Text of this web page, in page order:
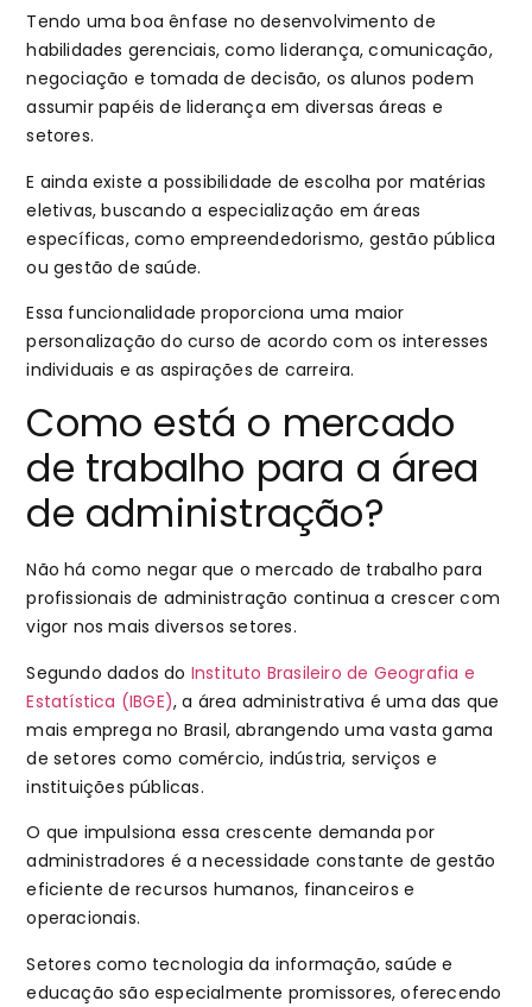
Tendo uma boa ênfase no desenvolvimento de
habilidades gerenciais, como liderança, comunicação,
negociação e tomada de decisão, os alunos podem
assumir papéis de liderança em diversas áreas e
setores.
E ainda existe a possibilidade de escolha por matérias
eletivas, buscando a especialização em áreas
específicas, como empreendedorismo, gestão pública
ou gestão de saúde.
Essa funcionalidade proporciona uma maior
personalização do curso de acordo com os interesses
individuais e as aspirações de carreira.
Como está o mercado
de trabalho para a área
de administração?
Não há como negar que o mercado de trabalho para
profissionais de administração continua a crescer com
vigor nos mais diversos setores.
Segundo dados do Instituto Brasileiro de Geografia e
Estatística (IBGE), a área administrativa é uma das que
mais emprega no Brasil, abrangendo uma vasta gama
de setores como comércio, indústria, serviços e
instituições públicas.
O que impulsiona essa crescente demanda por
administradores é a necessidade constante de gestão
eficiente de recursos humanos, financeiros e
operacionais.
Setores como tecnologia da informação, saúde e
educação são especialmente promissores, oferecendo